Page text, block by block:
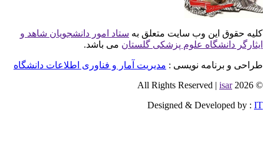
این وب سایت متعلق به ستاد امور دانشجویان شاهد و
علوم پزشکی گلستانمی باشد.
نویسی :مدیریت آمار و فناوری اطلاعات دانشگاه
Designed &